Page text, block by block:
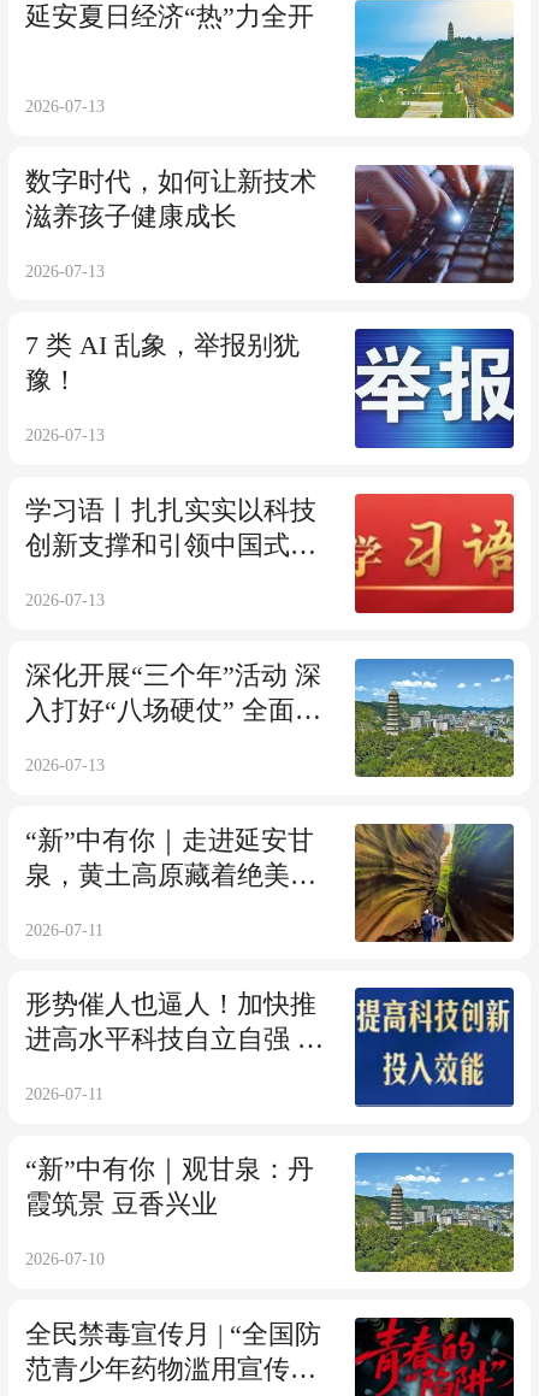
延安夏日经济“热”力全开
2026-07-13
数字时代，如何让新技术
滋养孩子健康成长
2026-07-13
7 类 AI 乱象，举报别犹
豫！
2026-07-13
学习语丨扎扎实实以科技
创新支撑和引领中国式现
2026-07-13
深化开展“三个年”活动 深
入打好“八场硬仗” 全面提
“亮学赛督治”转作风 提效
2026-07-13
“新”中有你｜走进延安甘
泉，黄土高原藏着绝美光
2026-07-11
形势催人也逼人！加快推
进高水平科技自立自强 习
2026-07-11
“新”中有你｜观甘泉：丹
霞筑景 豆香兴业
2026-07-10
全民禁毒宣传月 | “全国防
范青少年药物滥用宣传短